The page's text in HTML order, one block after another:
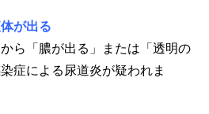
が出る
ら「膿が出る」または「透明の
症による尿道炎が疑われま